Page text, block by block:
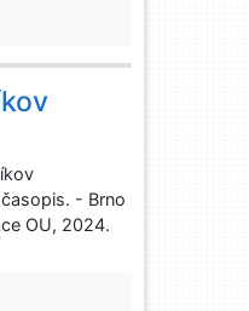
- Brno
OU, 2024.